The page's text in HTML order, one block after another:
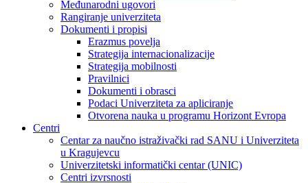
Međunarodni ugovori
Rangiranje univerziteta
Dokumenti i propisi
Erazmus povelja
Strategija internacionalizacije
Strategija mobilnosti
Pravilnici
Dokumenti i obrasci
Podaci Univerziteta za apliciranje
Otvorena nauka u programu Horizont Evropa
Centri
Centar za naučno istraživački rad SANU i Univerziteta
u Kragujevcu
Univerzitetski informatički centar (UNIC)
Centri izvrsnosti